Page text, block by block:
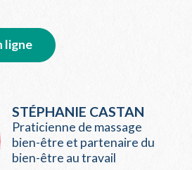
ligne
STÉPHANIE CASTAN
Praticienne de massage
bien-être et partenaire du
bien-être au travail